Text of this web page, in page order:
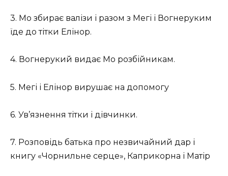
3. Мо збирає валізи і разом з Мегі і Вогнеруким
їде до тітки Елінор.
4. Вогнерукий видає Мо розбійникам.
5. Мегі і Елінор вирушає на допомогу
6. Ув’‎язнення тітки і дівчинки.
7. Розповідь батька про незвичайний дар і
книгу «Чорнильне серце», Каприкорна і Матір